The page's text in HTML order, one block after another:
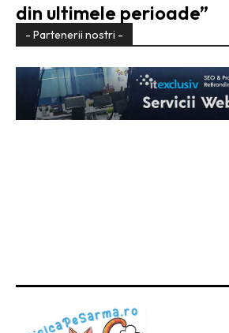
din ultimele perioade”
- Partenerii nostri -